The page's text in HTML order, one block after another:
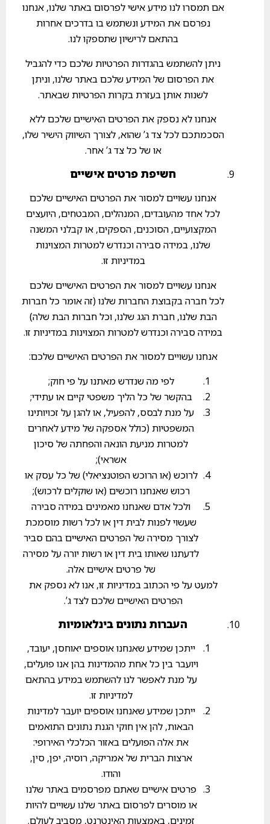
אם תמסרו לנו מידע אישי לפרסום באתר שלנו, אנחנו
נפרסם את המידע ונשתמש בו בדרכים אחרות
בהתאם לרישיון שתספקו לנו.
ניתן להשתמש בהגדרות הפרטיות שלכם כדי להגביל
את הפרסום של המידע שלכם באתר שלנו, וניתן
לשנות אותן בעזרת בקרות הפרטיות שבאתר.
אנחנו לא נספק את הפרטים האישיים שלכם ללא
הסכמתכם לכל צד ג’ שהוא, לצורך השיווק הישיר שלו,
או של כל צד ג’ אחר.
חשיפת פרטים אישיים
אנחנו עשויים למסור את הפרטים האישיים שלכם
לכל אחד מהעובדים, המנהלים, המבטחים, היועצים
המקצועיים, הסוכנים, הספקים, או קבלני המשנה
שלנו, במידה סבירה וכנדרש למטרות המצוינות
במדיניות זו.
אנחנו עשויים למסור את הפרטים האישיים שלכם
לכל חברה בקבוצת החברות שלנו (זה אומר כל חברות
הבת שלנו, חברת הגג שלנו, וכל חברות הבת שלה)
במידה סבירה וכנדרש למטרות המצוינות במדיניות זו.
אנחנו עשויים למסור את הפרטים האישיים שלכם:
לפי מה שנדרש מאתנו על פי חוק;
בהקשר של כל הליך משפטי קיים או עתידי;
על מנת לבסס, להפעיל, או להגן על זכויותינו
המשפטיות (כולל אספקה של מידע לאחרים
למטרות מניעת הונאה והפחתה של סיכון
אשראי);
לרוכש (או הרוכש הפוטנציאלי) של כל עסק או
רכוש שאנחנו רוכשים (או שוקלים לרכוש);
ולכל אדם שאנחנו מאמינים במידה סבירה
שעשוי לפנות לבית דין או לכל רשות מוסמכת
לצורך מסירה של הפרטים האישיים בהם סביר
לדעתנו שאותו בית דין או רשות יורה על מסירה
של פרטים אישיים אלה.
למעט על פי הכתוב במדיניות זו, אנו לא נספק את
הפרטים האישיים שלכם לצד ג’.
העברות נתונים בינלאומיות
ייתכן שמידע שאנחנו אוספים יאוחסן, יעובד,
ויועבר בין כל אחת מהמדינות בהן אנו פועלים,
על מנת לאפשר לנו להשתמש במידע בהתאם
למדיניות זו.
ייתכן שמידע שאנחנו אוספים יועבר למדינות
הבאות, להן אין חוקי הגנת נתונים התואמים
את אלה הפועלים באזור הכלכלי האירופי:
ארצות הברית של אמריקה, רוסיה, יפן, סין,
והודו.
פרטים אישיים שאתם מפרסמים באתר שלנו
או מוסרים לפרסום באתר שלנו עשויים להיות
זמינים, באמצעות האינטרנט, מסביב לעולם.